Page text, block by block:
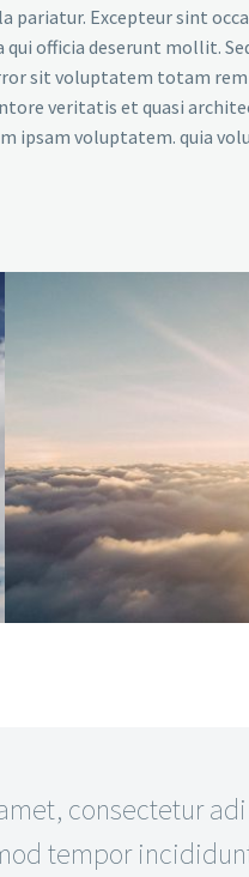
pariatur. Excepteur sint
officia deserunt mollit.
sit voluptatem totam rem
veritatis et quasi
ipsam voluptatem. quia
consectetur adi
tempor